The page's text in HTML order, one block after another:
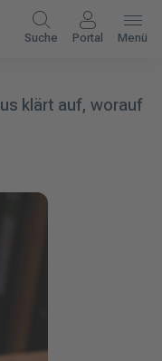
Suche Portal Menü
klärt auf, worauf